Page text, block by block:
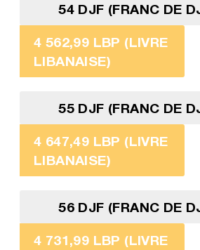
54 DJF (FRANC DE
4 562,99 LBP (LIVRE
LIBANAISE)
55 DJF (FRANC DE
4 647,49 LBP (LIVRE
LIBANAISE)
56 DJF (FRANC DE
4 731,99 LBP (LIVRE